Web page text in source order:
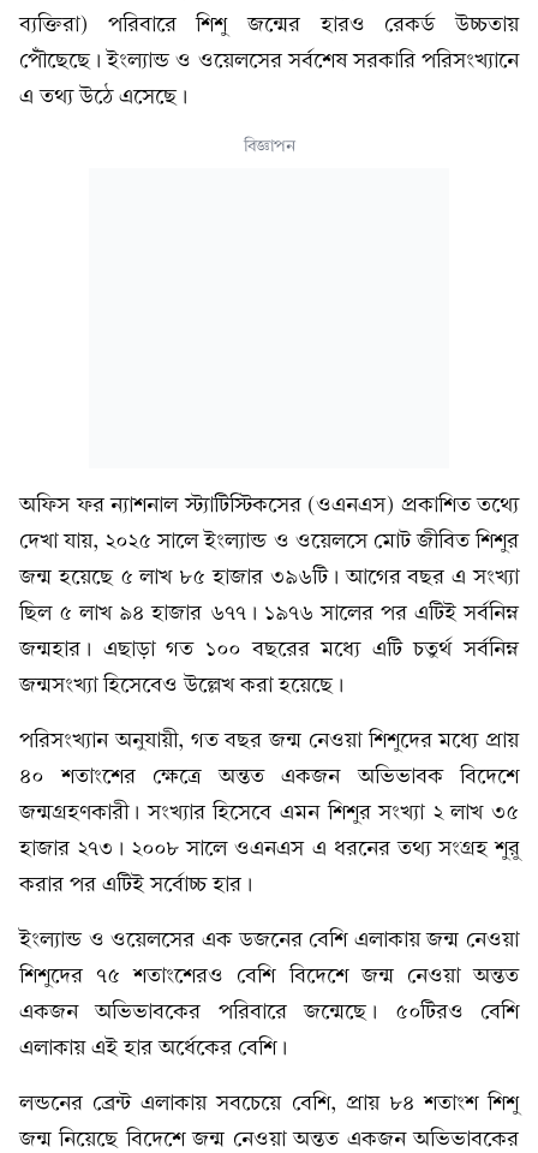
ব্যক্তিরা) পরিবারে শিশু জন্মের হারও রেকর্ড উচ্চতায়
পৌঁছেছে। ইংল্যান্ড ও ওয়েলসের সর্বশেষ সরকারি পরিসংখ্যানে
এ তথ্য উঠে এসেছে।
বিজ্ঞাপন
অফিস ফর ন্যাশনাল স্ট্যাটিস্টিকসের (ওএনএস) প্রকাশিত তথ্যে
দেখা যায়, ২০২৫ সালে ইংল্যান্ড ও ওয়েলসে মোট জীবিত শিশুর
জন্ম হয়েছে ৫ লাখ ৮৫ হাজার ৩৯৬টি। আগের বছর এ সংখ্যা
ছিল ৫ লাখ ৯৪ হাজার ৬৭৭। ১৯৭৬ সালের পর এটিই সর্বনিম্ন
জন্মহার। এছাড়া গত ১০০ বছরের মধ্যে এটি চতুর্থ সর্বনিম্ন
জন্মসংখ্যা হিসেবেও উল্লেখ করা হয়েছে।
পরিসংখ্যান অনুযায়ী, গত বছর জন্ম নেওয়া শিশুদের মধ্যে প্রায়
৪০ শতাংশের ক্ষেত্রে অন্তত একজন অভিভাবক বিদেশে
জন্মগ্রহণকারী। সংখ্যার হিসেবে এমন শিশুর সংখ্যা ২ লাখ ৩৫
হাজার ২৭৩। ২০০৮ সালে ওএনএস এ ধরনের তথ্য সংগ্রহ শুরু
করার পর এটিই সর্বোচ্চ হার।
ইংল্যান্ড ও ওয়েলসের এক ডজনের বেশি এলাকায় জন্ম নেওয়া
শিশুদের ৭৫ শতাংশেরও বেশি বিদেশে জন্ম নেওয়া অন্তত
একজন অভিভাবকের পরিবারে জন্মেছে। ৫০টিরও বেশি
এলাকায় এই হার অর্ধেকের বেশি।
লন্ডনের ব্রেন্ট এলাকায় সবচেয়ে বেশি, প্রায় ৮৪ শতাংশ শিশু
জন্ম নিয়েছে বিদেশে জন্ম নেওয়া অন্তত একজন অভিভাবকের